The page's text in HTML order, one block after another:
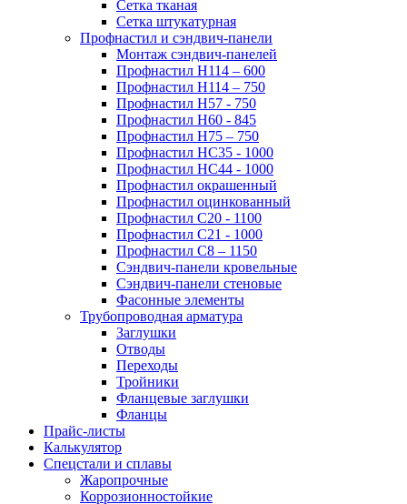
Сетка тканая
Сетка штукатурная
Профнастил и сэндвич-панели
Монтаж сэндвич-панелей
Профнастил Н114 – 600
Профнастил Н114 – 750
Профнастил Н57 - 750
Профнастил Н60 - 845
Профнастил Н75 – 750
Профнастил НС35 - 1000
Профнастил НС44 - 1000
Профнастил окрашенный
Профнастил оцинкованный
Профнастил С20 - 1100
Профнастил С21 - 1000
Профнастил С8 – 1150
Сэндвич-панели кровельные
Сэндвич-панели стеновые
Фасонные элементы
Трубопроводная арматура
Заглушки
Отводы
Переходы
Тройники
Фланцевые заглушки
Фланцы
Прайс-листы
Калькулятор
Спецстали и сплавы
Жаропрочные
Коррозионностойкие